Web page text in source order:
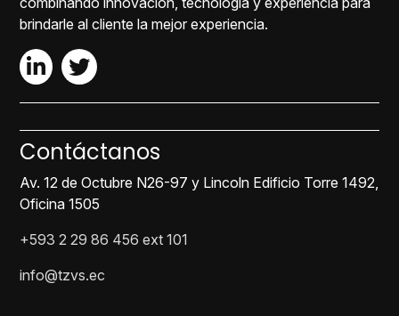
brindarle al cliente la mejor experiencia.
Contáctanos
Av. 12 de Octubre N26-97 y Lincoln Edificio Torre 1492,
Oficina 1505
+593 2 29 86 456 ext 101
info@tzvs.ec